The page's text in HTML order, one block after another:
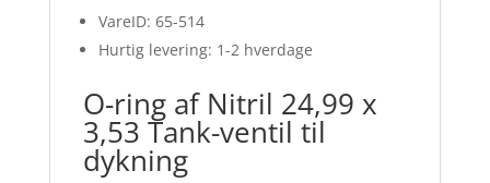
VareID: 65-514
Hurtig levering: 1-2 hverdage
O-ring af Nitril 24,99 x
3,53 Tank-ventil til
dykning